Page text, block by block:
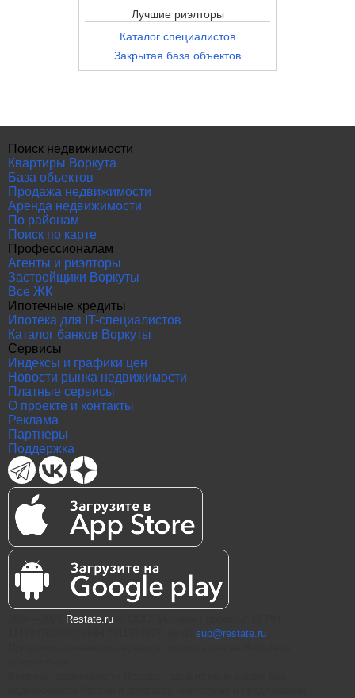
Лучшие риэлторы
Каталог специалистов
Закрытая база объектов
Поиск недвижимости
Квартиры Воркута
База объектов
Продажа недвижимости
Аренда недвижимости
По районам
Поиск по карте
Профессионалам
Агенты и риэлторы
Застройщики Воркуты
Все ЖК
Ипотечные кредиты
Ипотека для IT-специалистов
Каталог банков Воркуты
Сервисы
Индексы и графики цен
Новости рынка недвижимости
Платные сервисы
О проекте и контакты
Реклама
Партнеры
Поддержка
Restate.ru
sup@restate.ru